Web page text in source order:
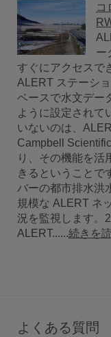
コ
ー
すぐにアクセスで
ALERT ステーシ
ベースで水文デー
ように設定されて
いないのは、
Campbell
り、その機能を活
きるということで
バーの都市排水洪
規模な ALERT ネ
況を監視します。
ALERT......続きを
よくある質問